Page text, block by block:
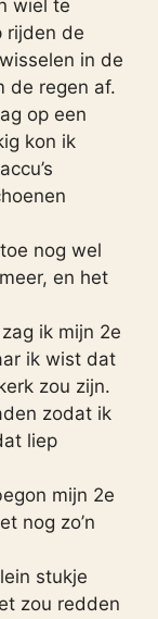
wiel te
rijden de
in de
de regen af.
op een
kon ik
nog wel
en het
ik mijn 2e
ik wist dat
zou zijn.
zodat ik
liep
mijn 2e
nog zo’n
stukje
zou redden